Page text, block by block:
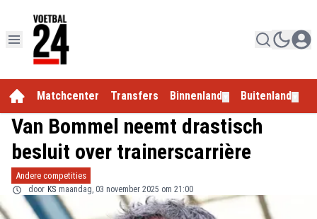
Matchcenter Transfers Binnenland Buitenland
Van Bommel neemt drastisch
besluit over trainerscarrière
Andere competities
door KS maandag, 03 november 2025 om 21:00